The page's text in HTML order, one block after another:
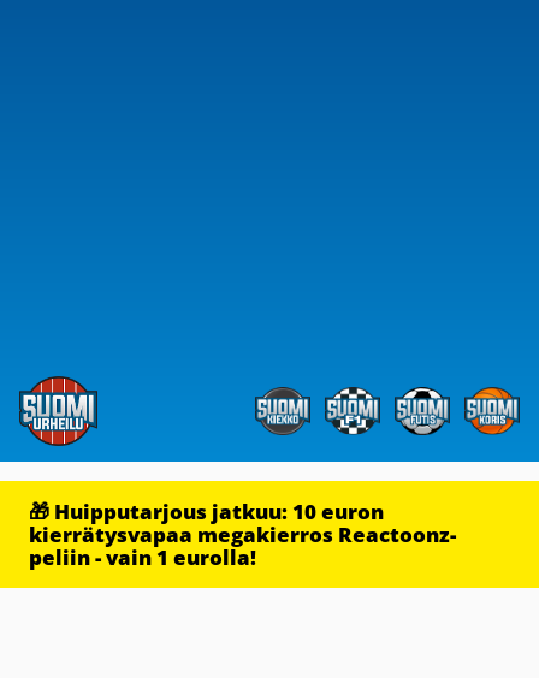
🎁 Huipputarjous jatkuu: 10 euron
kierrätysvapaa megakierros Reactoonz-
peliin - vain 1 eurolla!